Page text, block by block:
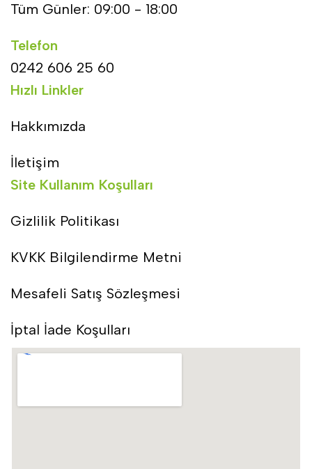
Tüm Günler: 09:00 - 18:00
Telefon
0242 606 25 60
Hızlı Linkler
Hakkımızda
İletişim
Site Kullanım Koşulları
Gizlilik Politikası
KVKK Bilgilendirme Metni
Mesafeli Satış Sözleşmesi
İptal İade Koşulları